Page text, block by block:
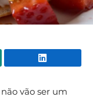
WhatsApp
vão ser um